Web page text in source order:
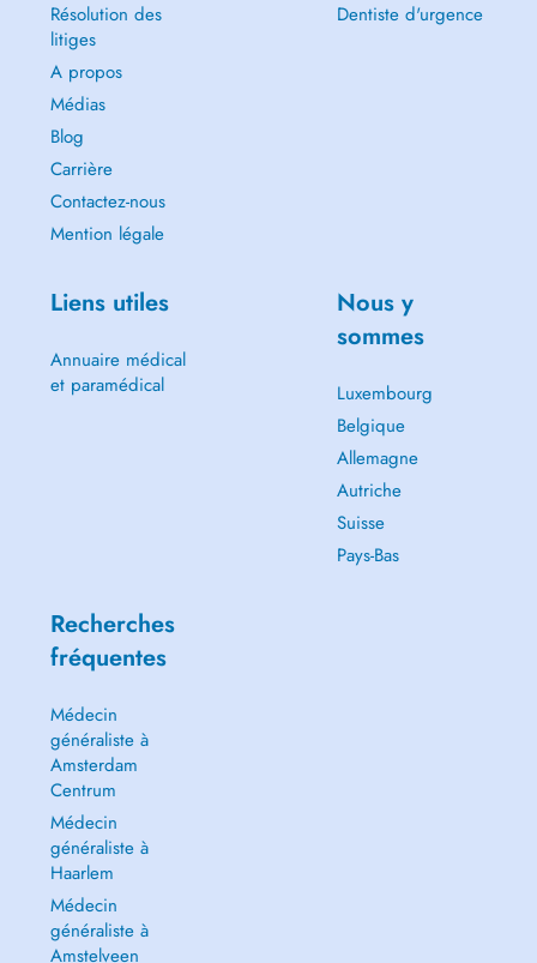
Résolution des
litiges
A propos
Médias
Blog
Carrière
Contactez-nous
Mention légale
Dentiste d'urgence
Liens utiles
Annuaire médical
et paramédical
Nous y
sommes
Luxembourg
Belgique
Allemagne
Autriche
Suisse
Pays-Bas
Recherches
fréquentes
Médecin
généraliste à
Amsterdam
Centrum
Médecin
généraliste à
Haarlem
Médecin
généraliste à
Amstelveen